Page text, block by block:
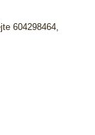
604298464,